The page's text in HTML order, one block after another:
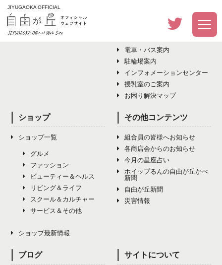
JIYUGAOKA OFFICIAL
イベント アクセス・その他
アクセス・その他トップ
電車・バス案内
駐輪場案内
インフォメーションセンター
授乳室のご案内
お困り解決マップ
ショップ
ショップ一覧
グルメ
ファッション
ビューティー＆ヘルス
リビング＆ライフ
スクール＆カルチャー
サービス＆その他
ショップ最新情報
その他コンテンツ
組合員の皆様へお知らせ
各商店会からのお知らせ
今月の星座占い
ホイップるんの自由が丘かべ
新聞
自由が丘新聞
災害情報
ブログ サイトについて